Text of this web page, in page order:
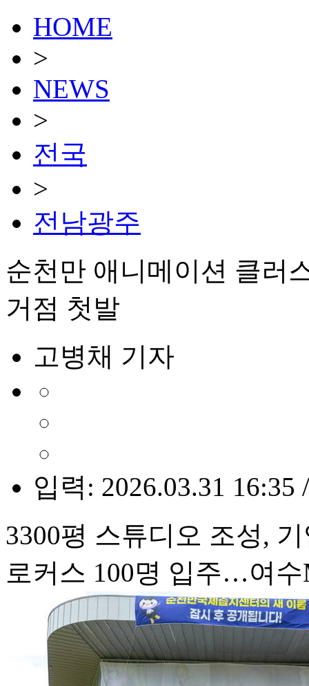
HOME
>
NEWS
>
전국
>
전남광주
순천만 애니메이션 클러
거점 첫발
고병채 기자
입력: 2026.03.31 16:35
3300평 스튜디오 조성,
로커스 100명 입주…여